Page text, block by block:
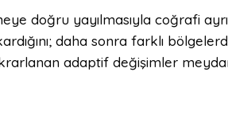
doğru yayılmasıyla coğrafi
daha sonra farklı
adaptif değişimler